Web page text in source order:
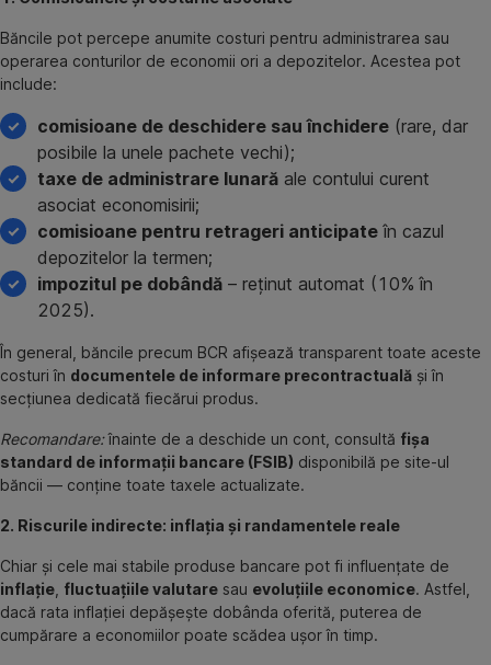
Băncile pot percepe anumite costuri pentru administrarea sau
operarea conturilor de economii ori a depozitelor. Acestea pot
include:
comisioane de deschidere sau închidere (rare, dar
posibile la unele pachete vechi);
taxe de administrare lunară ale contului curent
asociat economisirii;
comisioane pentru retrageri anticipate în cazul
depozitelor la termen;
impozitul pe dobândă – reținut automat (10% în
2025).
În general, băncile precum BCR afișează transparent toate aceste
costuri în documentele de informare precontractuală și în
secțiunea dedicată fiecărui produs.
Recomandare:înainte de a deschide un cont, consultă fișa
standard de informații bancare (FSIB) disponibilă pe site-ul
băncii — conține toate taxele actualizate.
2. Riscurile indirecte: inflația și randamentele reale
Chiar și cele mai stabile produse bancare pot fi influențate de
inflație fluctuațiile valutare sau evoluțiile economice. Astfel,
dacă rata inflației depășește dobânda oferită, puterea de
cumpărare a economiilor poate scădea ușor în timp.